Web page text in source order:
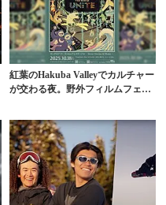
紅葉のHakuba Valleyでカルチャー
が交わる夜。野外フィルムフェス